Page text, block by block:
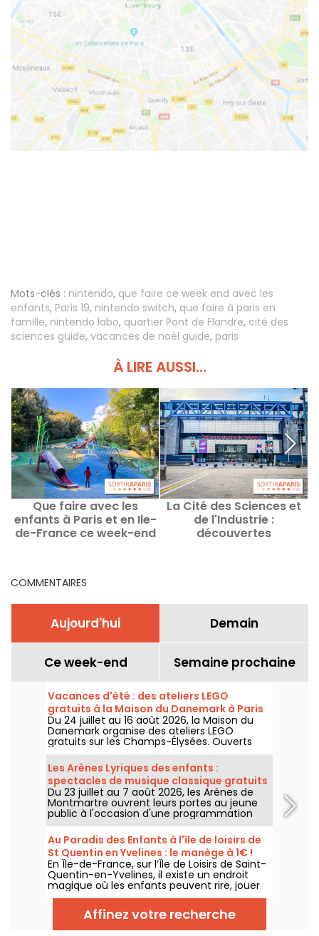
Mots-clés : nintendo, que faire ce week end avec les
enfants, Paris 19, nintendo switch, que faire à paris en
famille, nintendo labo, quartier Pont de Flandre, cité des
sciences guide, vacances de noël guide, paris
À LIRE AUSSI...
Que faire avec les
enfants à Paris et en Ile-
de-France ce week-end
La Cité des Sciences et
de l'Industrie :
découvertes
COMMENTAIRES
Aujourd'hui Demain
Ce week-end Semaine prochaine
Vacances d'été : des ateliers LEGO
gratuits à la Maison du Danemark à Paris
Du 24 juillet au 16 août 2026, la Maison du
Danemark organise des ateliers LEGO
gratuits sur les Champs-Élysées. Ouverts
aux enfants, aux familles et aux passionnés
de construction, ces rendez-vous
permettent de découvrir l'univers de la
célèbre marque danoise à travers des
espaces de création en libre accès.
Les Arènes Lyriques des enfants :
spectacles de musique classique gratuits
pour les petits
Du 23 juillet au 7 août 2026, les Arènes de
Montmartre ouvrent leurs portes au jeune
public à l'occasion d'une programmation
spéciale. Bienvenue aux Arènes Lyriques des
enfants, un festival pour faire découvrir la
musique classique aux plus jeunes,
entièrement gratuit.
Au Paradis des Enfants à l'île de loisirs de
St Quentin en Yvelines : le manège à 1€ !
En Île-de-France, sur l’Île de Loisirs de Saint-
Quentin-en-Yvelines, il existe un endroit
magique où les enfants peuvent rire, jouer
et profiter de manèges adaptés à leur âge :
Au Paradis des Enfants. C’est le parc le
moins cher d’Île-de-France, avec un tarif
exceptionnel de 1 € le manège.
Affinez votre recherche